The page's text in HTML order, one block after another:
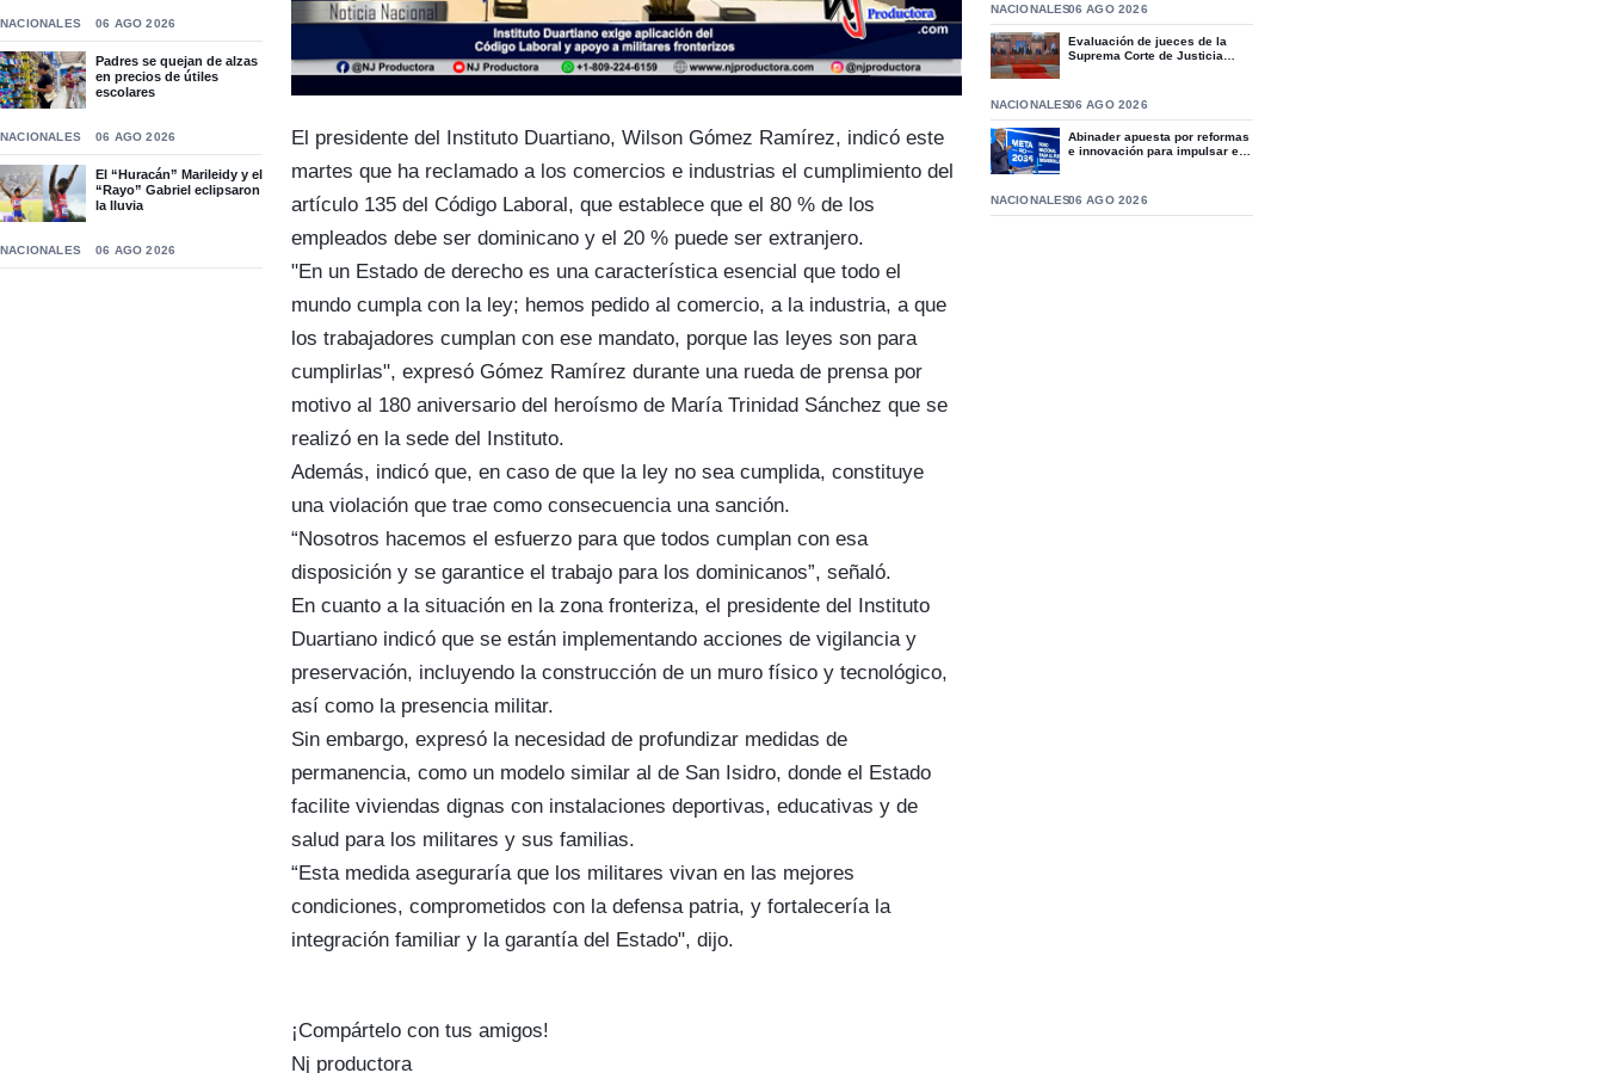
NACIONALES 06 AGO 2026
Padres se quejan de alzas
en precios de útiles
escolares
NACIONALES 06 AGO 2026
El “Huracán” Marileidy y el
“Rayo” Gabriel eclipsaron
la lluvia
NACIONALES 06 AGO 2026
El presidente del Instituto Duartiano, Wilson Gómez Ramírez, indicó este
martes que ha reclamado a los comercios e industrias el cumplimiento del
artículo 135 del Código Laboral, que establece que el 80 % de los
empleados debe ser dominicano y el 20 % puede ser extranjero.
"En un Estado de derecho es una característica esencial que todo el
mundo cumpla con la ley; hemos pedido al comercio, a la industria, a que
los trabajadores cumplan con ese mandato, porque las leyes son para
cumplirlas", expresó Gómez Ramírez durante una rueda de prensa por
motivo al 180 aniversario del heroísmo de María Trinidad Sánchez que se
realizó en la sede del Instituto.
Además, indicó que, en caso de que la ley no sea cumplida, constituye
una violación que trae como consecuencia una sanción.
“Nosotros hacemos el esfuerzo para que todos cumplan con esa
disposición y se garantice el trabajo para los dominicanos”, señaló.
En cuanto a la situación en la zona fronteriza, el presidente del Instituto
Duartiano indicó que se están implementando acciones de vigilancia y
preservación, incluyendo la construcción de un muro físico y tecnológico,
así como la presencia militar.
Sin embargo, expresó la necesidad de profundizar medidas de
permanencia, como un modelo similar al de San Isidro, donde el Estado
facilite viviendas dignas con instalaciones deportivas, educativas y de
salud para los militares y sus familias.
“Esta medida aseguraría que los militares vivan en las mejores
condiciones, comprometidos con la defensa patria, y fortalecería la
integración familiar y la garantía del Estado", dijo.
¡Compártelo con tus amigos!
Nj productora
NACIONALES06 AGO 2026
Evaluación de jueces de la
Suprema Corte de Justicia
NACIONALES06 AGO 2026
Abinader apuesta por reformas
e innovación para impulsar el
NACIONALES06 AGO 2026